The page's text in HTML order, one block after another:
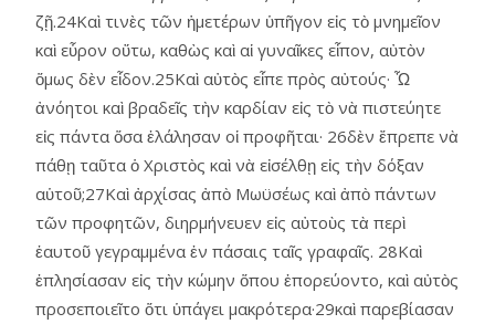
ζῇ.24Καὶ τινὲς τῶν ἡμετέρων ὑπῆγον εἰς τὸ μνημεῖον
καὶ εὗρον οὕτω, καθὼς καὶ αἱ γυναῖκες εἶπον, αὐτὸν
ὅμως δὲν εἶδον.25Καὶ αὐτὸς εἶπε πρὸς αὐτούς· Ὦ
ἀνόητοι καὶ βραδεῖς τὴν καρδίαν εἰς τὸ νὰ πιστεύητε
εἰς πάντα ὅσα ἐλάλησαν οἱ προφῆται· 26δὲν ἔπρεπε νὰ
πάθῃ ταῦτα ὁ Χριστὸς καὶ νὰ εἰσέλθῃ εἰς τὴν δόξαν
αὑτοῦ;27Καὶ ἀρχίσας ἀπὸ Μωϋσέως καὶ ἀπὸ πάντων
τῶν προφητῶν, διηρμήνευεν εἰς αὐτοὺς τὰ περὶ
ἑαυτοῦ γεγραμμένα ἐν πάσαις ταῖς γραφαῖς. 28Καὶ
ἐπλησίασαν εἰς τὴν κώμην ὅπου ἐπορεύοντο, καὶ αὐτὸς
προσεποιεῖτο ὅτι ὑπάγει μακρότερα·29καὶ παρεβίασαν